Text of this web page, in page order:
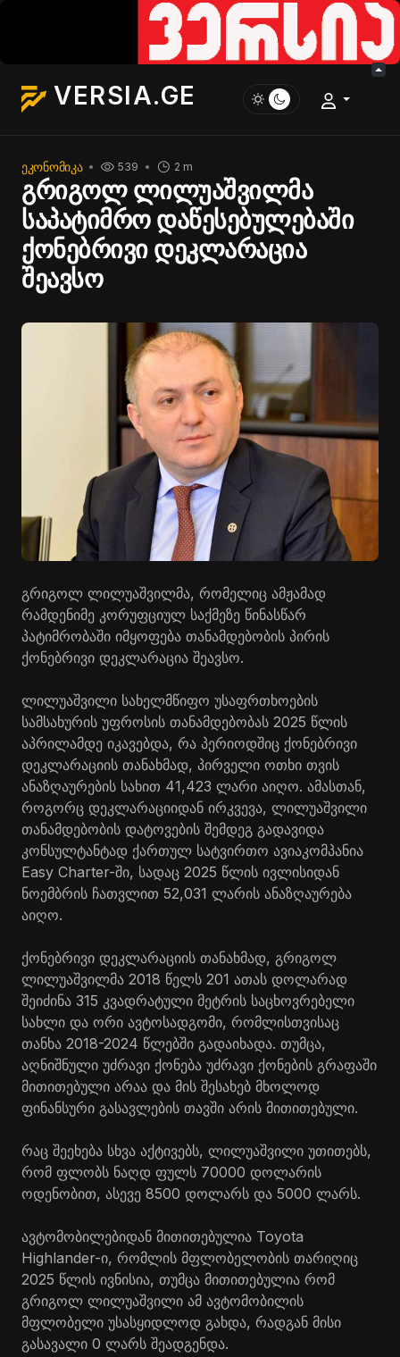
VERSIA.GE
ᲔᲙᲝᲜᲝᲛᲘᲙᲐ 2 m
539
გრიგოლ ლილუაშვილმა
საპატიმრო დაწესებულებაში
ქონებრივი დეკლარაცია
შეავსო
გრიგოლ ლილუაშვილმა, რომელიც ამჟამად
რამდენიმე კორუფციულ საქმეზე წინასწარ
პატიმრობაში იმყოფება თანამდებობის პირის
ქონებრივი დეკლარაცია შეავსო.
ლილუაშვილი სახელმწიფო უსაფრთხოების
სამსახურის უფროსის თანამდებობას 2025 წლის
აპრილამდე იკავებდა, რა პერიოდშიც ქონებრივი
დეკლარაციის თანახმად, პირველი ოთხი თვის
ანაზღაურების სახით 41,423 ლარი აიღო. ამასთან,
როგორც დეკლარაციიდან ირკვევა, ლილუაშვილი
თანამდებობის დატოვების შემდეგ გადავიდა
კონსულტანტად ქართულ სატვირთო ავიაკომპანია
Easy Charter-ში, სადაც 2025 წლის ივლისიდან
ნოემბრის ჩათვლით 52,031 ლარის ანაზღაურება
აიღო.
ქონებრივი დეკლარაციის თანახმად, გრიგოლ
ლილუაშვილმა 2018 წელს 201 ათას დოლარად
შეიძინა 315 კვადრატული მეტრის საცხოვრებელი
სახლი და ორი ავტოსადგომი, რომლისთვისაც
თანხა 2018-2024 წლებში გადაიხადა. თუმცა,
აღნიშნული უძრავი ქონება უძრავი ქონების გრაფაში
მითითებული არაა და მის შესახებ მხოლოდ
ფინანსური გასავლების თავში არის მითითებული.
რაც შეეხება სხვა აქტივებს, ლილუაშვილი უთითებს,
რომ ფლობს ნაღდ ფულს 70000 დოლარის
ოდენობით, ასევე 8500 დოლარს და 5000 ლარს.
ავტომობილებიდან მითითებულია Toyota
Highlander-ი, რომლის მფლობელობის თარიღიც
2025 წლის ივნისია, თუმცა მითითებულია რომ
გრიგოლ ლილუაშვილი ამ ავტომობილის
მფლობელი უსასყიდლოდ გახდა, რადგან მისი
გასავალი 0 ლარს შეადგენდა.